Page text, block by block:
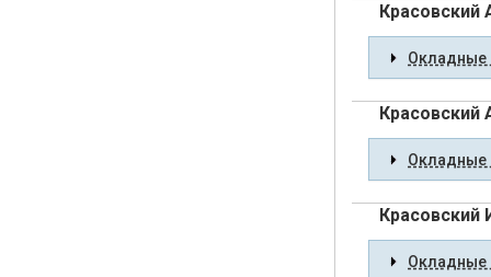
Красовский
Окладные
Красовский
Окладные
Красовский
Окладные